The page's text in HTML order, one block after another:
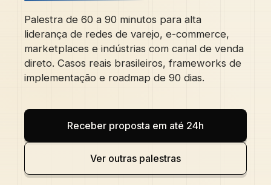
Palestra de 60 a 90 minutos para alta
liderança de redes de varejo, e-commerce,
marketplaces e indústrias com canal de venda
direto. Casos reais brasileiros, frameworks de
implementação e roadmap de 90 dias.
Receber proposta em até 24h
Ver outras palestras